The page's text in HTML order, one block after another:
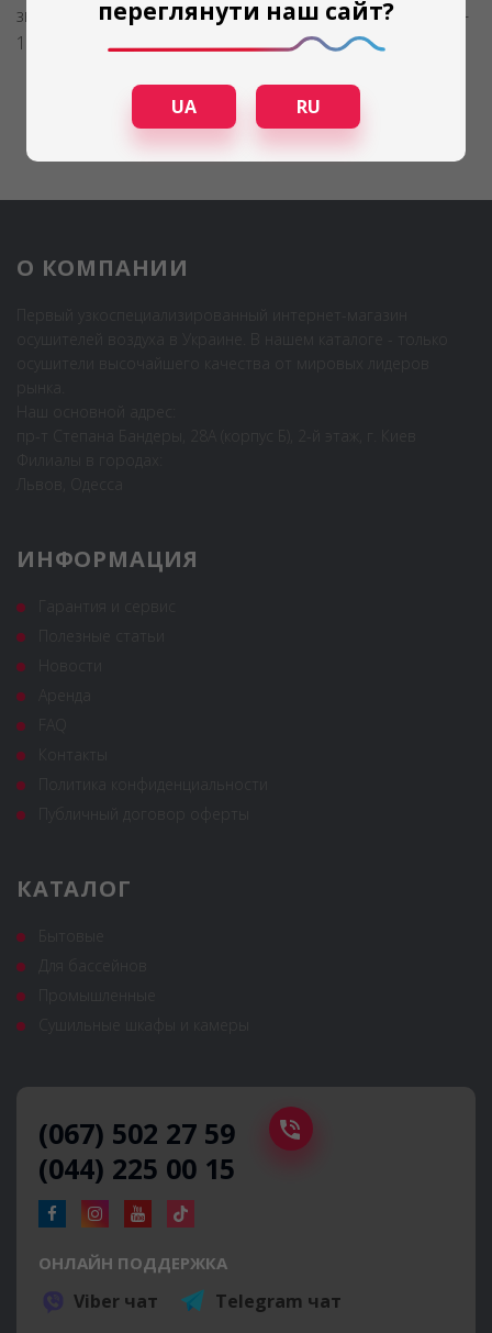
звоните! Наши специалисты Вам помогут. (044) 225-00-
15.
О КОМПАНИИ
ИНФОРМАЦИЯ
КАТАЛОГ
(067) 502 27 59
(044) 225 00 15
ОНЛАЙН ПОДДЕРЖКА
Viber чат Telegram чат
переглянути наш сайт?
UA RU